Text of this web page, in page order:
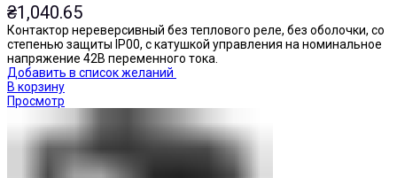
₴1,040.65
Контактор нереверсивный без теплового реле, без оболочки, со
степенью защиты IP00, с катушкой управления на номинальное
напряжение 42В переменного тока.
Добавить в список желаний
В корзину
Просмотр